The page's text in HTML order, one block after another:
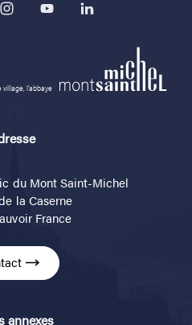
village, l'abbaye
du Mont Saint-Michel
la Caserne
France
annexes